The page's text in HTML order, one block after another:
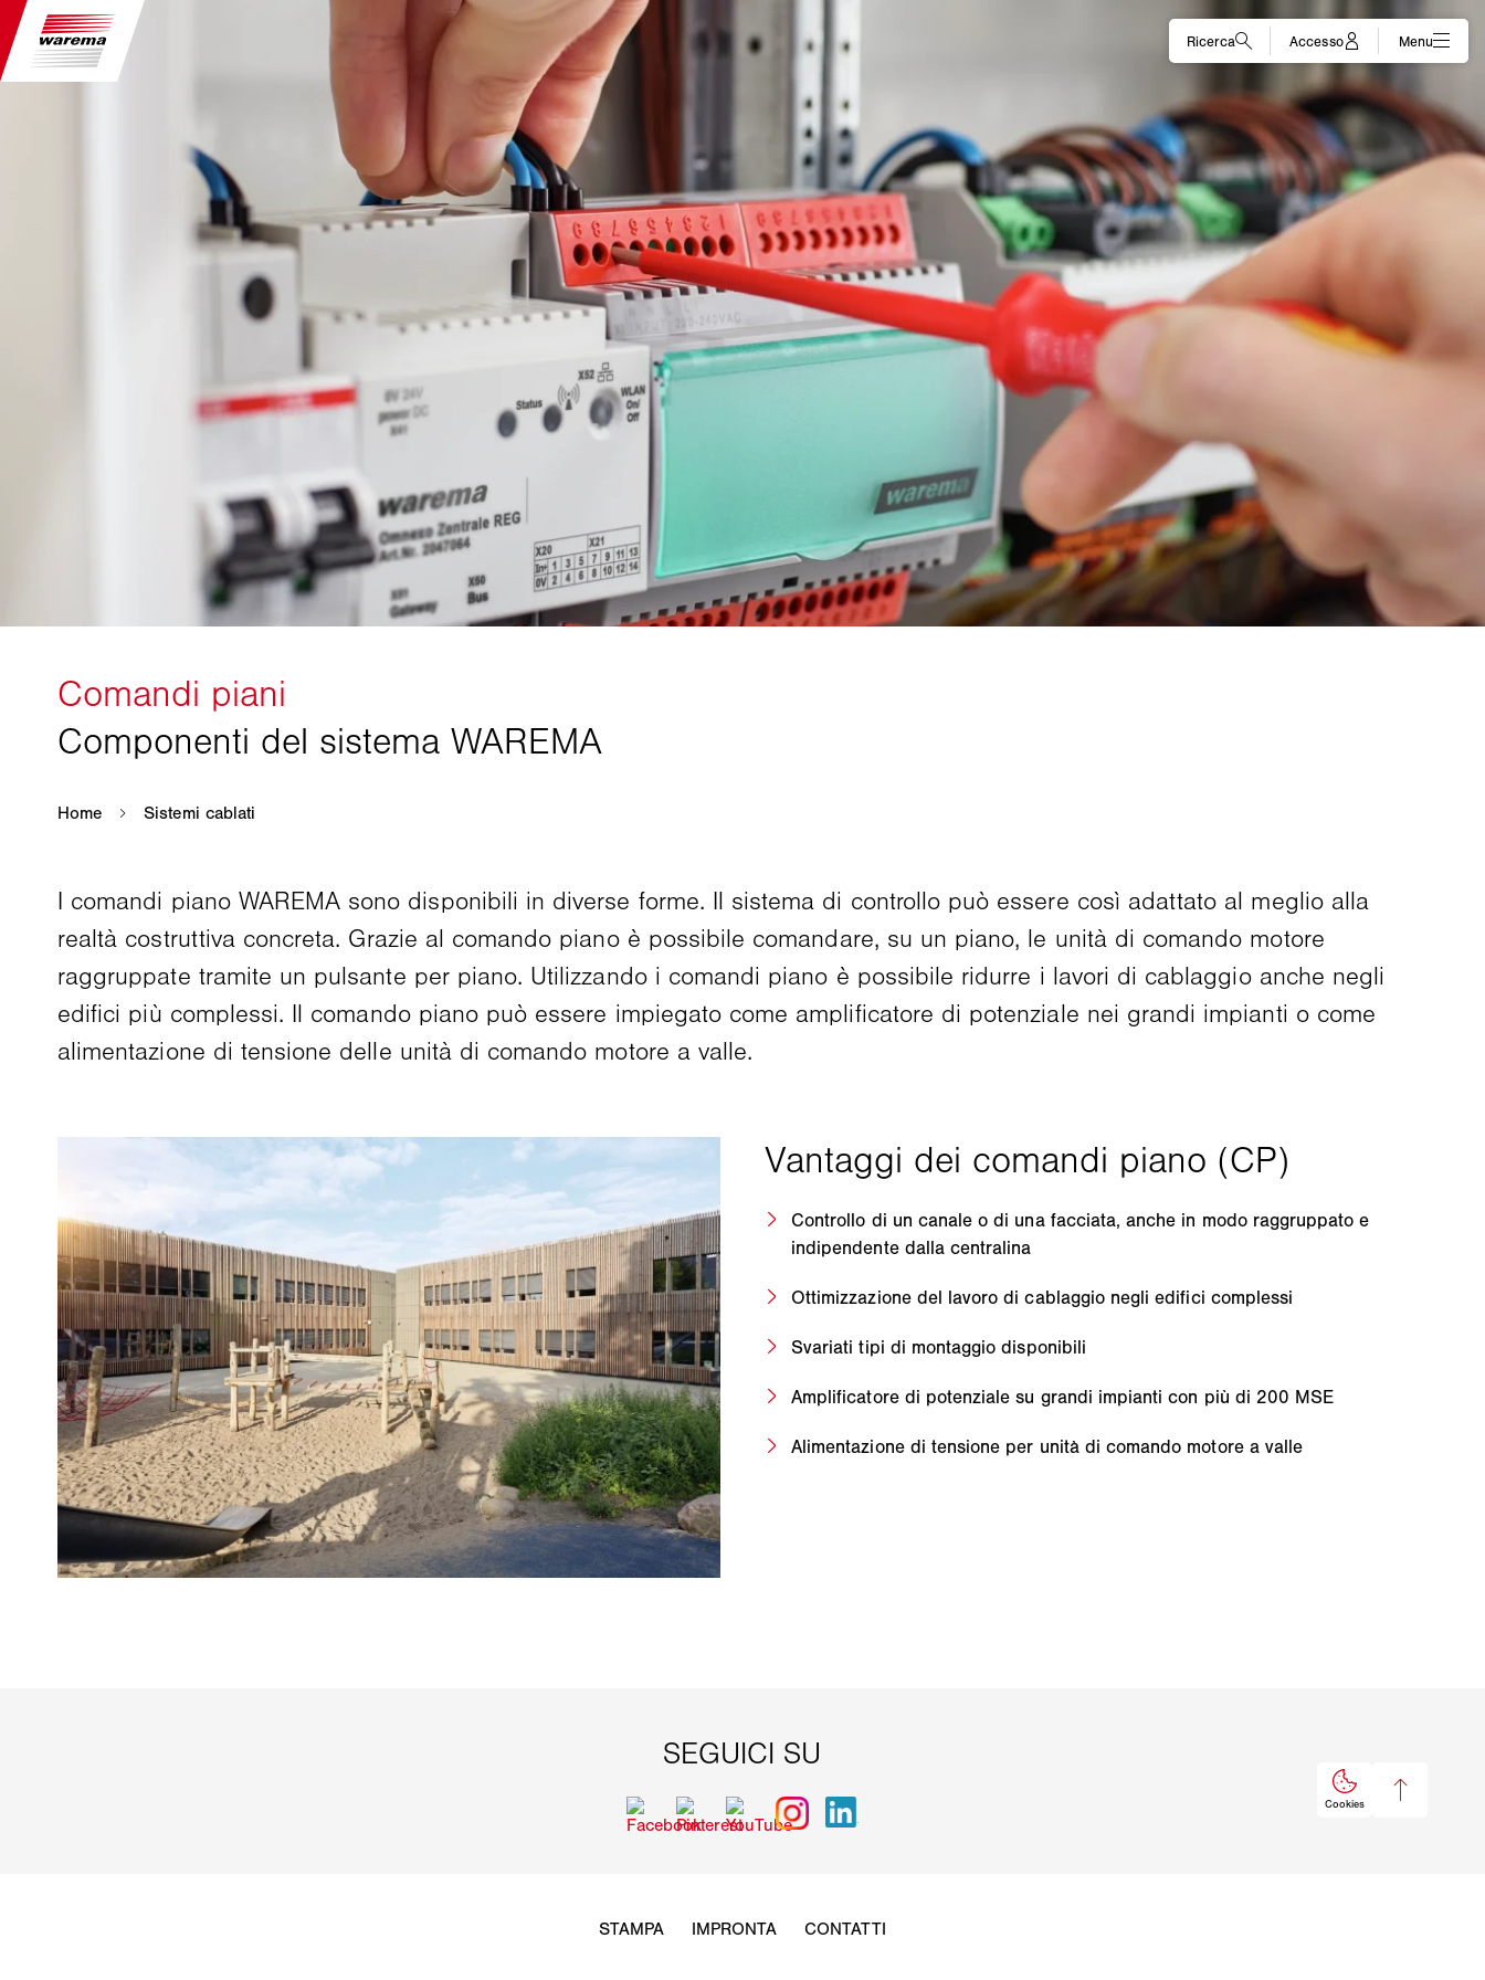
I comandi piano WAREMA sono disponibili in diverse forme. Il sistema di controllo può essere così adattato al meglio alla
realtà costruttiva concreta. Grazie al comando piano è possibile comandare, su un piano, le unità di comando motore
raggruppate tramite un pulsante per piano. Utilizzando i comandi piano è possibile ridurre i lavori di cablaggio anche negli
edifici più complessi. Il comando piano può essere impiegato come amplificatore di potenziale nei grandi impianti o come
alimentazione di tensione delle unità di comando motore a valle.
Controllo di un canale o di una facciata, anche in modo raggruppato e
indipendente dalla centralina
Ottimizzazione del lavoro di cablaggio negli edifici complessi
Svariati tipi di montaggio disponibili
Amplificatore di potenziale su grandi impianti con più di 200 MSE
Alimentazione di tensione per unità di comando motore a valle